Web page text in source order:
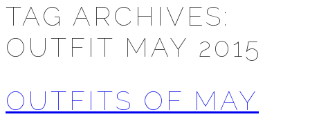
TAG ARCHIVES:
OUTFIT MAY 2015
OUTFITS OF MAY